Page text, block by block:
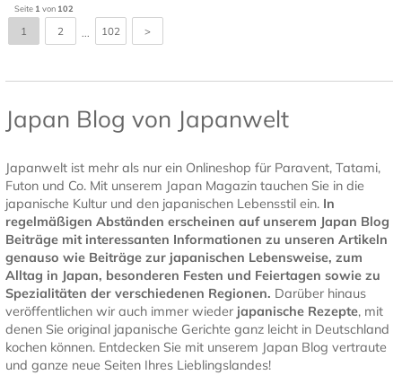
Seite 1 von 102
1 2 ... 102 >
Japan Blog von Japanwelt
Japanwelt ist mehr als nur ein Onlineshop für Paravent, Tatami,
Futon und Co. Mit unserem Japan Magazin tauchen Sie in die
japanische Kultur und den japanischen Lebensstil ein. In
regelmäßigen Abständen erscheinen auf unserem Japan Blog
Beiträge mit interessanten Informationen zu unseren Artikeln
genauso wie Beiträge zur japanischen Lebensweise, zum
Alltag in Japan, besonderen Festen und Feiertagen sowie zu
Spezialitäten der verschiedenen Regionen. Darüber hinaus
veröffentlichen wir auch immer wieder japanische Rezepte, mit
denen Sie original japanische Gerichte ganz leicht in Deutschland
kochen können. Entdecken Sie mit unserem Japan Blog vertraute
und ganze neue Seiten Ihres Lieblingslandes!